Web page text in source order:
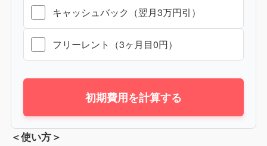
キャッシュバック（翌月3万円引）
フリーレント（3ヶ月目0円）
初期費用を計算する
＜使い方＞